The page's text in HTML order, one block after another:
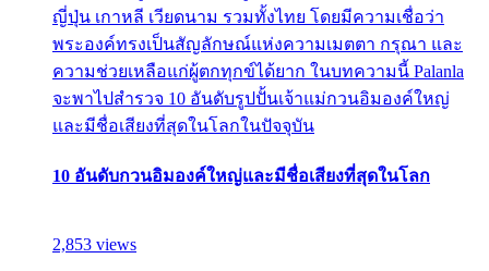
ญี่ปุ่น เกาหลี เวียดนาม รวมทั้งไทย โดยมีความเชื่อว่า
พระองค์ทรงเป็นสัญลักษณ์แห่งความเมตตา กรุณา และ
ความช่วยเหลือแก่ผู้ตกทุกข์ได้ยาก ในบทความนี้ Palanla
จะพาไปสำรวจ 10 อันดับรูปปั้นเจ้าแม่กวนอิมองค์ใหญ่
และมีชื่อเสียงที่สุดในโลกในปัจจุบัน
10 อันดับกวนอิมองค์ใหญ่และมีชื่อเสียงที่สุดในโลก
2,853 views